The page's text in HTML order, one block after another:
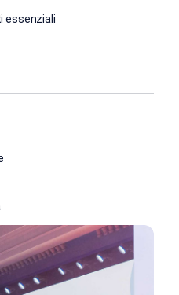
essenziali